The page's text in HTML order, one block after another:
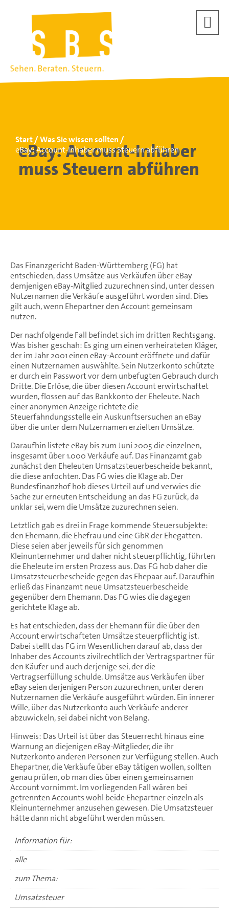
Start
Was Sie wissen sollten
eBay: Account-Inhaber muss Steuern abführen
eBay: Account-Inhaber
muss Steuern abführen
Das Finanzgericht Baden-Württemberg (FG) hat
entschieden, dass Umsätze aus Verkäufen über eBay
demjenigen eBay-Mitglied zuzurechnen sind, unter dessen
Nutzernamen die Verkäufe ausgeführt worden sind. Dies
gilt auch, wenn Ehepartner den Account gemeinsam
nutzen.
Der nachfolgende Fall befindet sich im dritten Rechtsgang.
Was bisher geschah: Es ging um einen verheirateten Kläger,
der im Jahr 2001 einen eBay-Account eröffnete und dafür
einen Nutzernamen auswählte. Sein Nutzerkonto schützte
er durch ein Passwort vor dem unbefugten Gebrauch durch
Dritte. Die Erlöse, die über diesen Account erwirtschaftet
wurden, flossen auf das Bankkonto der Eheleute. Nach
einer anonymen Anzeige richtete die
Steuerfahndungsstelle ein Auskunftsersuchen an eBay
über die unter dem Nutzernamen erzielten Umsätze.
Daraufhin listete eBay bis zum Juni 2005 die einzelnen,
insgesamt über 1.000 Verkäufe auf. Das Finanzamt gab
zunächst den Eheleuten Umsatzsteuerbescheide bekannt,
die diese anfochten. Das FG wies die Klage ab. Der
Bundesfinanzhof hob dieses Urteil auf und verwies die
Sache zur erneuten Entscheidung an das FG zurück, da
unklar sei, wem die Umsätze zuzurechnen seien.
Letztlich gab es drei in Frage kommende Steuersubjekte:
den Ehemann, die Ehefrau und eine GbR der Ehegatten.
Diese seien aber jeweils für sich genommen
Kleinunternehmer und daher nicht steuerpflichtig, führten
die Eheleute im ersten Prozess aus. Das FG hob daher die
Umsatzsteuerbescheide gegen das Ehepaar auf. Daraufhin
erließ das Finanzamt neue Umsatzsteuerbescheide
gegenüber dem Ehemann. Das FG wies die dagegen
gerichtete Klage ab.
Es hat entschieden, dass der Ehemann für die über den
Account erwirtschafteten Umsätze steuerpflichtig ist.
Dabei stellt das FG im Wesentlichen darauf ab, dass der
Inhaber des Accounts zivilrechtlich der Vertragspartner für
den Käufer und auch derjenige sei, der die
Vertragserfüllung schulde. Umsätze aus Verkäufen über
eBay seien derjenigen Person zuzurechnen, unter deren
Nutzernamen die Verkäufe ausgeführt würden. Ein innerer
Wille, über das Nutzerkonto auch Verkäufe anderer
abzuwickeln, sei dabei nicht von Belang.
Hinweis: Das Urteil ist über das Steuerrecht hinaus eine
Warnung an diejenigen eBay-Mitglieder, die ihr
Nutzerkonto anderen Personen zur Verfügung stellen. Auch
Ehepartner, die Verkäufe über eBay tätigen wollen, sollten
genau prüfen, ob man dies über einen gemeinsamen
Account vornimmt. Im vorliegenden Fall wären bei
getrennten Accounts wohl beide Ehepartner einzeln als
Kleinunternehmer anzusehen gewesen. Die Umsatzsteuer
hätte dann nicht abgeführt werden müssen.
Information für:
alle
zum Thema:
Umsatzsteuer